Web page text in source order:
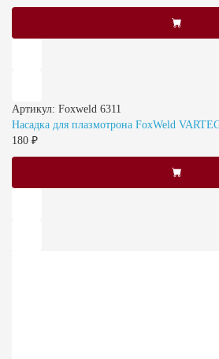
Артикул: Foxweld 6311
Насадка для плазмотрона FoxWeld
180 ₽